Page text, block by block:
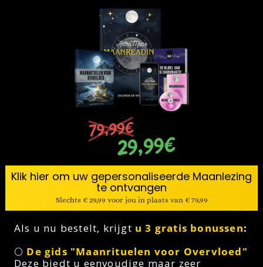
Klik hier om uw gepersonaliseerde Maanlezing
te ontvangen
Slechts € 29,99 voor jou in plaats van € 79,99
Als u nu bestelt, krijgt u 3 gratis bonussen:
🌕 De gids "Maanrituelen voor Overvloed"
Deze biedt u eenvoudige maar zeer